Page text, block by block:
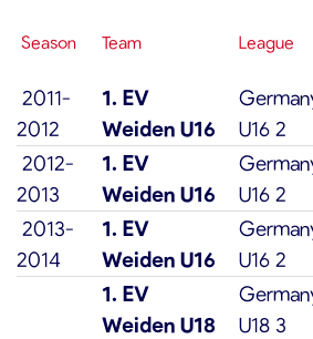
Season Team League
2011-
2012
1. EV
Weiden U16
U16 2
2012-
2013
1. EV
Weiden U16
U16 2
2013-
2014
1. EV
Weiden U16
U16 2
1. EV
Weiden U18
U18 3